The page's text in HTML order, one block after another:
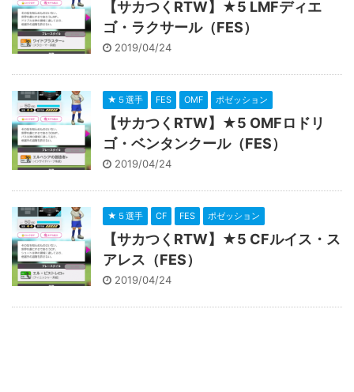
【サカつくRTW】★5 LMFディエ
ゴ・ラクサール（FES）
2019/04/24
★５選手 FES OMF ポゼッション
【サカつくRTW】★5 OMFロドリ
ゴ・ベンタンクール（FES）
2019/04/24
★５選手 CF FES ポゼッション
【サカつくRTW】★5 CFルイス・ス
アレス（FES）
2019/04/24